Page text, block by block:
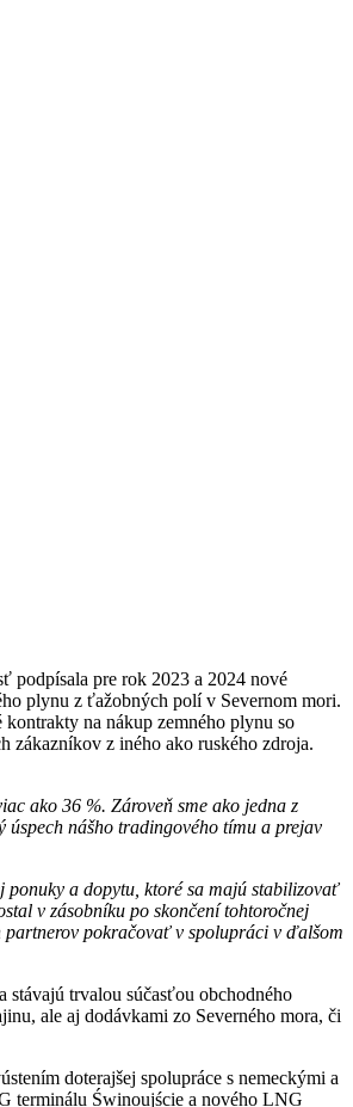
podpísala pre rok 2023 a 2024 nové
plynu z ťažobných polí v Severnom mori.
na nákup zemného plynu so
z iného ako ruského zdroja.
ako 36 %. Zároveň sme ako jedna z
úspech nášho tradingového tímu a prejav
ponuky a dopytu, ktoré sa majú stabilizovať
v zásobníku po skončení tohtoročnej
pokračovať v spolupráci v ďalšom
trvalou súčasťou obchodného
ale aj dodávkami zo Severného mora, či
doterajšej spolupráce s nemeckými a
terminálu Świnoujście a nového LNG